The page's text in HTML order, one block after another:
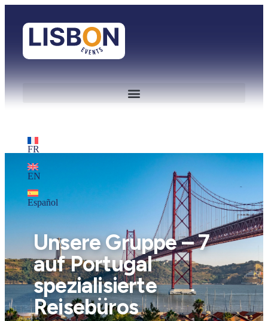
FR
EN
Español
Unsere Gruppe – 7
auf Portugal
spezialisierte
Reisebüros